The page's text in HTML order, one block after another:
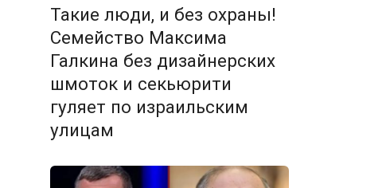
Такие люди, и без охраны!
Семейство Максима
Галкина без дизайнерских
шмоток и секьюрити
гуляет по израильским
улицам